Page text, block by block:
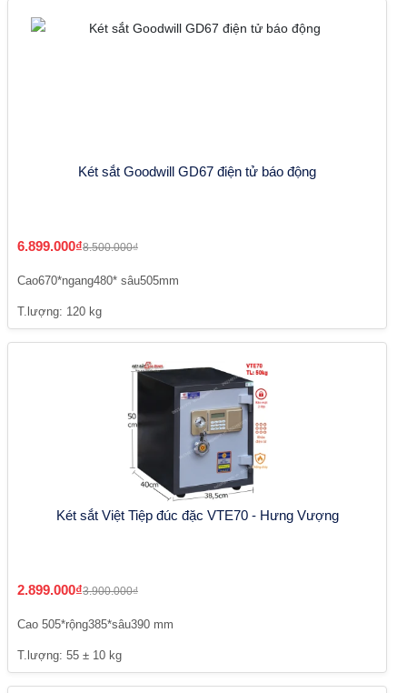
Két sắt Goodwill GD67 điện tử báo động
6.899.000₫8.500.000₫
Cao670*ngang480* sâu505mm
T.lượng: 120 kg
Két sắt Việt Tiệp đúc đặc VTE70 - Hưng Vượng
2.899.000₫3.900.000₫
Cao 505*rộng385*sâu390 mm
T.lượng: 55 ± 10 kg